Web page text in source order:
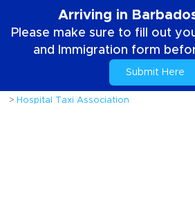
Arriving in
Please make sure to fill out
and Immigration form
Submit Here
Att komma runt ön
Hospital Taxi Association